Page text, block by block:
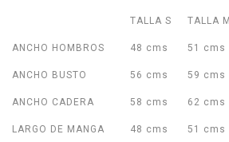
TALLA S
ANCHO HOMBROS 48 cms 51 cms
ANCHO BUSTO 56 cms 59 cms
ANCHO CADERA 58 cms 62 cms
LARGO DE MANGA 48 cms 51 cms